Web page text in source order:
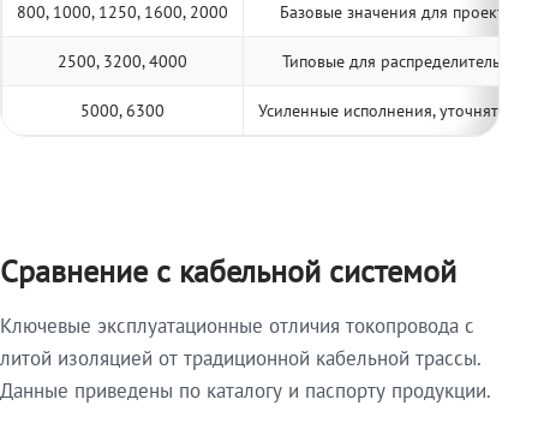
800, 1000, 1250, 1600, 2000 Базовые значения для
2500, 3200, 4000 Типовые для распределительных
5000, 6300 Усиленные исполнения, уточнять по
Сравнение с кабельной системой
Ключевые эксплуатационные отличия токопровода с
литой изоляцией от традиционной кабельной трассы.
Данные приведены по каталогу и паспорту продукции.